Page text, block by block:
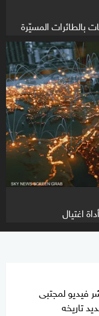
المسيّرة
اغتيال
فيديو لمجتبى
تاريخه